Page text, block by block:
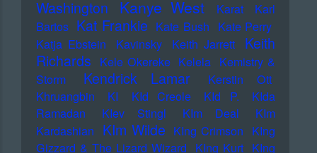
Washington
Kanye West Karat
Karl
Bartos Kat Frankie Kate Bush Kate Perry
Katja Ebstein
Kavinsky Keith Jarrett
Keith
Richards Kele Okereke Kelela Kemistry &
Storm
Kendrick Lamar
Kerstin Ott
Khruangbin
KI KId Creole KId P.
KIda
Ramadan
KIev Stingl KIm Deal
KIm
Kardashian KIm Wilde KIng Crimson KIng
Gizzard & The Lizard Wizard KIng Kurt KIng